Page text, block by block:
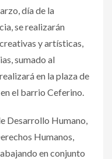
día de la
se realizarán
y artísticas,
sumado al
en la plaza de
el barrio Ceferino.
Desarrollo Humano,
Humanos,
en conjunto